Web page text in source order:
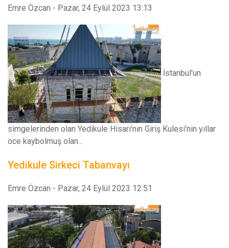
Emre Özcan - Pazar, 24 Eylül 2023 13:13
İstanbul'un
simgelerinden olan Yedikule Hisarı'nın Giriş Kulesi'nin yıllar
öce kaybolmuş olan...
Yedikule Sirkeci Tabanvayı
Emre Özcan - Pazar, 24 Eylül 2023 12:51